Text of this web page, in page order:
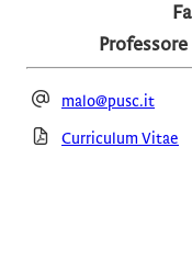
malo@pusc.it
Curriculum Vitae